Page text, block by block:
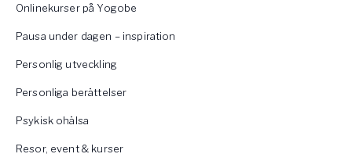
Onlinekurser på Yogobe
Pausa under dagen – inspiration
Personlig utveckling
Personliga berättelser
Psykisk ohälsa
Resor, event & kurser